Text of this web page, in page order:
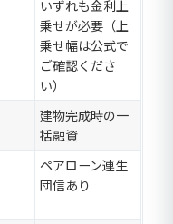
いずれも金利上
乗せが必要（上
乗せ幅は公式で
ご確認くださ
い）
建物完成時の一
括融資
ペアローン連生
団信あり